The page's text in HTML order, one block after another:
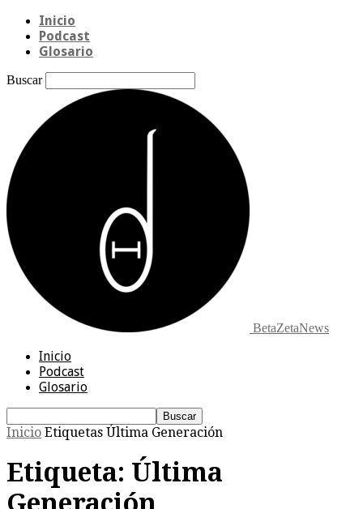
Inicio
Podcast
Glosario
Buscar
BetaZetaNews
Inicio
Podcast
Glosario
Inicio Etiquetas Última Generación
Etiqueta: Última